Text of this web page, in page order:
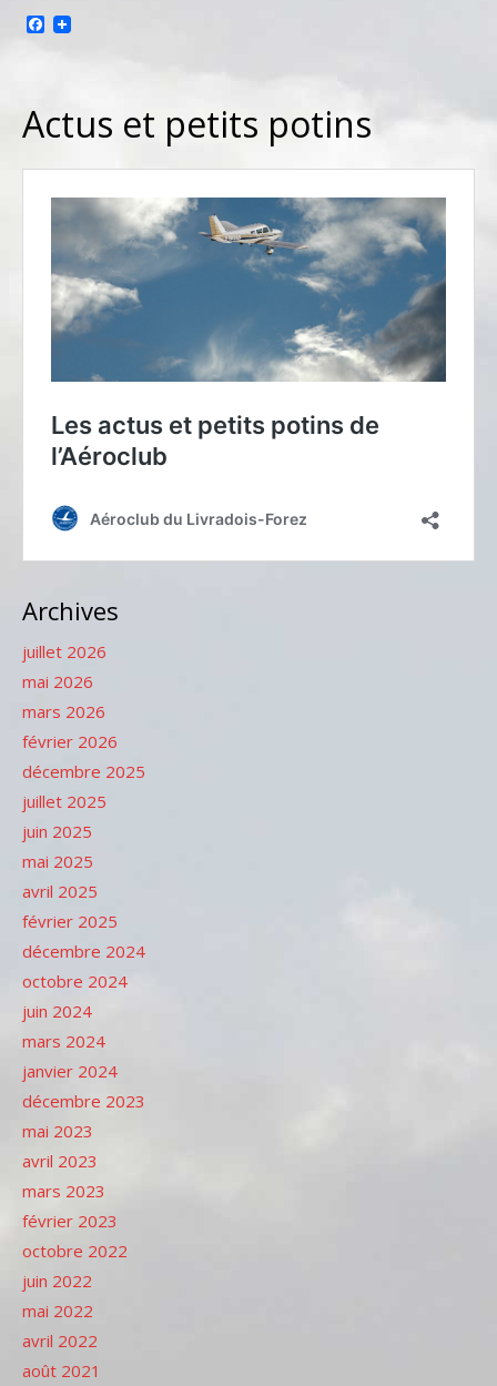
Facebook
Actus et petits potins
Archives
juillet 2026
mai 2026
mars 2026
février 2026
décembre 2025
juillet 2025
juin 2025
mai 2025
avril 2025
février 2025
décembre 2024
octobre 2024
juin 2024
mars 2024
janvier 2024
décembre 2023
mai 2023
avril 2023
mars 2023
février 2023
octobre 2022
juin 2022
mai 2022
avril 2022
août 2021